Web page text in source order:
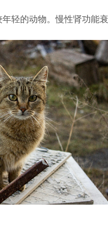
轻的动物。慢性肾功能